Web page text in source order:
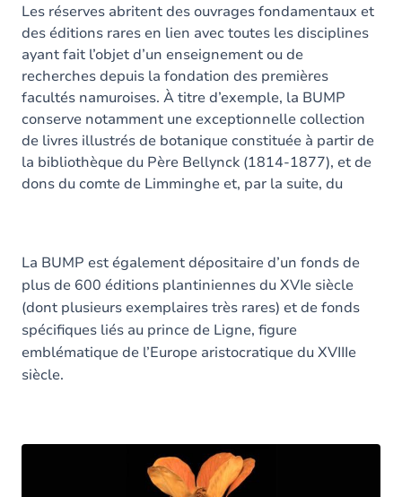
Les réserves abritent des ouvrages fondamentaux et
des éditions rares en lien avec toutes les disciplines
ayant fait l’objet d’un enseignement ou de
recherches depuis la fondation des premières
facultés namuroises. À titre d’exemple, la BUMP
conserve notamment une exceptionnelle collection
de livres illustrés de botanique constituée à partir de
la bibliothèque du Père Bellynck (1814-1877), et de
dons du comte de Limminghe et, par la suite, du
La BUMP est également dépositaire d’un fonds de
plus de 600 éditions plantiniennes du XVIe siècle
(dont plusieurs exemplaires très rares) et de fonds
spécifiques liés au prince de Ligne, figure
emblématique de l’Europe aristocratique du XVIIIe
siècle.